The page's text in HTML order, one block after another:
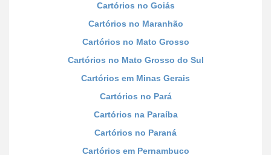
Cartórios no Goiás
Cartórios no Maranhão
Cartórios no Mato Grosso
Cartórios no Mato Grosso do Sul
Cartórios em Minas Gerais
Cartórios no Pará
Cartórios na Paraíba
Cartórios no Paraná
Cartórios em Pernambuco